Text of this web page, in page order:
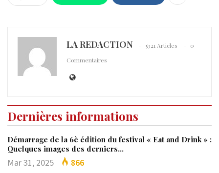
LA REDACTION 5321 Articles
0
Commentaires
Dernières informations
Démarrage de la 6è édition du festival « Eat and Drink » :
Quelques images des derniers…
Mar 31, 2025 866